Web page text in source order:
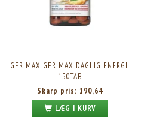
GERIMAX GERIMAX DAGLIG ENERGI,
150TAB
Skarp pris: 190,64
LÆG I KURV